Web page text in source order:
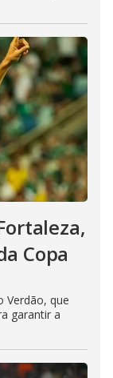
Copa
Verdão, que
garantir a